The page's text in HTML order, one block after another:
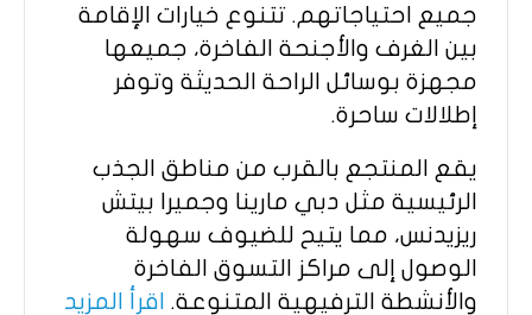
جميع احتياجاتهم. تتنوع خيارات الإقامة
بين الغرف والأجنحة الفاخرة، جميعها
مجهزة بوسائل الراحة الحديثة وتوفر
إطلالات ساحرة.
يقع المنتجع بالقرب من مناطق الجذب
الرئيسية مثل دبي مارينا وجميرا بيتش
ريزيدنس، مما يتيح للضيوف سهولة
الوصول إلى مراكز التسوق الفاخرة
والأنشطة الترفيهية المتنوعة. اقرأ المزيد